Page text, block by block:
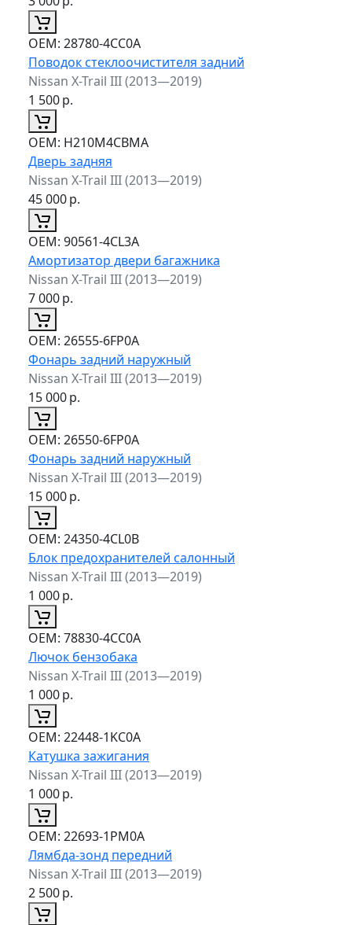
ОЕМ: 28780-4CC0A
Поводок стеклоочистителя задний
Nissan X-Trail III (2013—2019)
1 500р.
ОЕМ: H210M4CBMA
Дверь задняя
Nissan X-Trail III (2013—2019)
45 000р.
ОЕМ: 90561-4CL3A
Амортизатор двери багажника
Nissan X-Trail III (2013—2019)
7 000р.
ОЕМ: 26555-6FP0A
Фонарь задний наружный
Nissan X-Trail III (2013—2019)
15 000р.
ОЕМ: 26550-6FP0A
Фонарь задний наружный
Nissan X-Trail III (2013—2019)
15 000р.
ОЕМ: 24350-4CL0B
Блок предохранителей салонный
Nissan X-Trail III (2013—2019)
1 000р.
ОЕМ: 78830-4CC0A
Лючок бензобака
Nissan X-Trail III (2013—2019)
1 000р.
ОЕМ: 22448-1KC0A
Катушка зажигания
Nissan X-Trail III (2013—2019)
1 000р.
ОЕМ: 22693-1PM0A
Лямбда-зонд передний
Nissan X-Trail III (2013—2019)
2 500р.